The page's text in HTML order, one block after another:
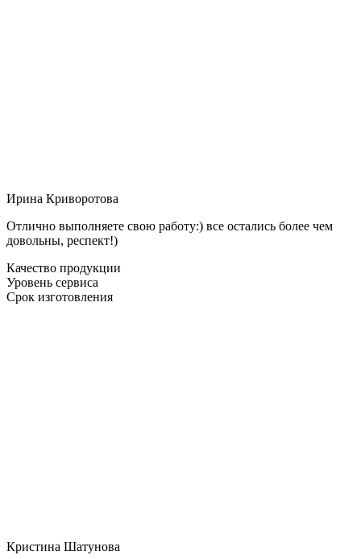
Ирина Криворотова
Отлично выполняете свою работу:) все остались более чем
довольны, респект!)
Качество продукции
Уровень сервиса
Срок изготовления
Кристина Шатунова